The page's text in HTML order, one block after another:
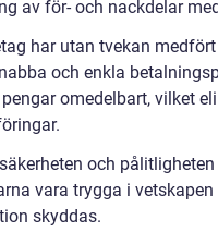
av för- och nackdelar
har utan tvekan
och enkla
omedelbart, vilket
och
vara trygga i
skyddas.